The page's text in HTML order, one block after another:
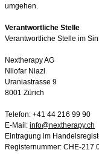
umgehen.
Verantwortliche Stelle
Verantwortliche Stelle im
Nextherapy AG
Nilofar Niazi
Uraniastrasse 9
8001 Zürich
Telefon: +41 44 216 99 90
E-Mail: info@nextherapy.ch
Eintragung im
Registernummer: CHE-